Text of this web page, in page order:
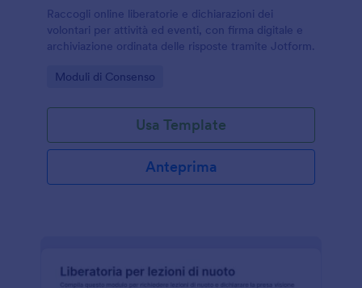
Raccogli online liberatorie e dichiarazioni dei
volontari per attività ed eventi, con firma digitale e
archiviazione ordinata delle risposte tramite Jotform.
Go to Category:
Moduli di Consenso
Usa Template
Anteprima